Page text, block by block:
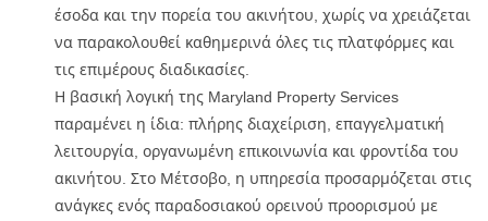
έσοδα και την πορεία του ακινήτου, χωρίς να χρειάζεται
να παρακολουθεί καθημερινά όλες τις πλατφόρμες και
τις επιμέρους διαδικασίες.
Η βασική λογική της Maryland Property Services
παραμένει η ίδια: πλήρης διαχείριση, επαγγελματική
λειτουργία, οργανωμένη επικοινωνία και φροντίδα του
ακινήτου. Στο Μέτσοβο, η υπηρεσία προσαρμόζεται στις
ανάγκες ενός παραδοσιακού ορεινού προορισμού με